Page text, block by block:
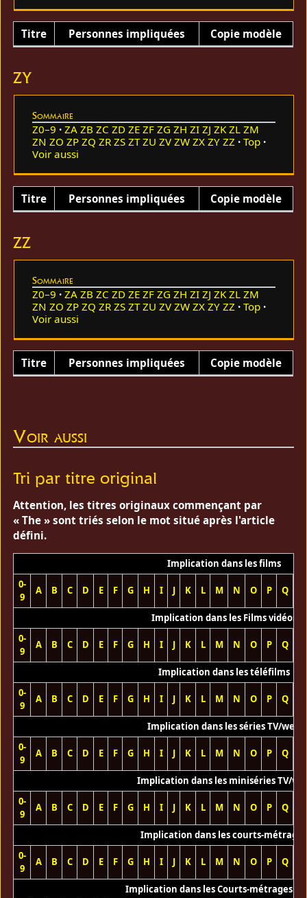
Titre Personnes impliquées Copie modèle
ZY
Sommaire
Z0–9 ZA ZB ZC ZD ZE ZF ZG ZH ZI ZJ ZK ZL ZM
ZN ZO ZP ZQ ZR ZS ZT ZU ZV ZW ZX ZY ZZ
Top
Voir aussi
Titre Personnes impliquées Copie modèle
ZZ
Sommaire
Z0–9 ZA ZB ZC ZD ZE ZF ZG ZH ZI ZJ ZK ZL ZM
ZN ZO ZP ZQ ZR ZS ZT ZU ZV ZW ZX ZY ZZ
Top
Voir aussi
Titre Personnes impliquées Copie modèle
Voir aussi
Tri par titre original
Attention, les titres originaux commençant par
« The » sont triés selon le mot situé après l'article
défini.
Implication dans les films
0-
9
A B C D E F G H I J K L M N O P Q
Implication dans les Films vidéos
0-
9
A B C D E F G H I J K L M N O P Q
Implication dans les téléfilms
0-
9
A B C D E F G H I J K L M N O P Q
Implication dans les séries TV/web
0-
9
A B C D E F G H I J K L M N O P Q
Implication dans les miniséries TV/
0-
9
A B C D E F G H I J K L M N O P Q
Implication dans les courts-métrages
0-
9
A B C D E F G H I J K L M N O P Q
Implication dans les Courts-métrages